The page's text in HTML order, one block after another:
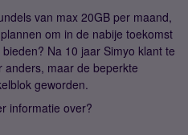
van max 20GB per maand,
om in de nabije toekomst
Na 10 jaar Simyo klant te
anders, maar de beperkte
geworden.
informatie over?